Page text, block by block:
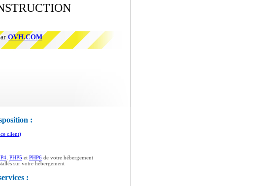
OVH.COM
:
client)
PHP5 et PHP6 de votre hébergement
sur votre hébergement
: